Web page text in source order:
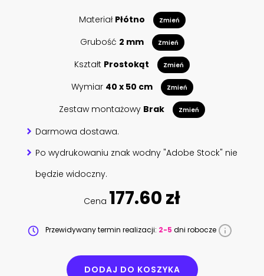
Materiał Płótno Zmień
Grubość 2 mm Zmień
Kształt Prostokąt Zmień
Wymiar 40 x 50 cm Zmień
Zestaw montażowy Brak Zmień
Darmowa dostawa.
Po wydrukowaniu znak wodny "Adobe Stock" nie
będzie widoczny.
Cena 177.60 zł
Przewidywany termin realizacji: 2-5 dni robocze
DODAJ DO KOSZYKA